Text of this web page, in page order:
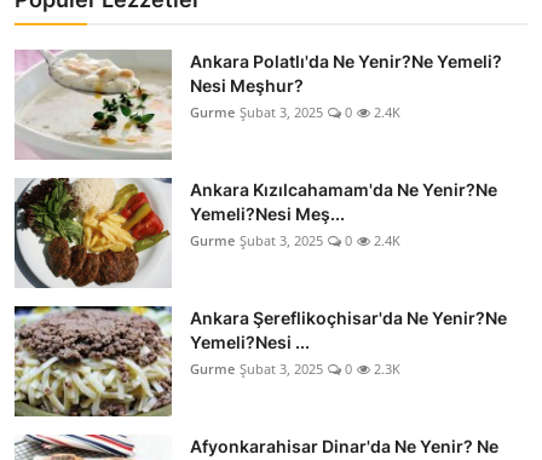
Ankara Polatlı'da Ne Yenir?Ne Yemeli?
Nesi Meşhur?
Gurme Şubat 3, 2025 0 2.4K
Ankara Kızılcahamam'da Ne Yenir?Ne
Yemeli?Nesi Meş...
Gurme Şubat 3, 2025 0 2.4K
Ankara Şereflikoçhisar'da Ne Yenir?Ne
Yemeli?Nesi ...
Gurme Şubat 3, 2025 0 2.3K
Afyonkarahisar Dinar'da Ne Yenir? Ne